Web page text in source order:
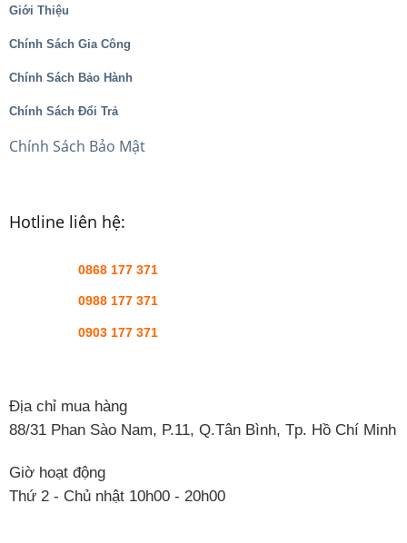
Giới Thiệu
Chính Sách Gia Công
Chính Sách Bảo Hành
Chính Sách Đổi Trả
Chính Sách Bảo Mật
Hotline liên hệ:
0868 177 371
0988 177 371
0903 177 371
Địa chỉ mua hàng
88/31 Phan Sào Nam, P.11, Q.Tân Bình, Tp. Hồ Chí Minh
Giờ hoạt động
Thứ 2 - Chủ nhật 10h00 - 20h00